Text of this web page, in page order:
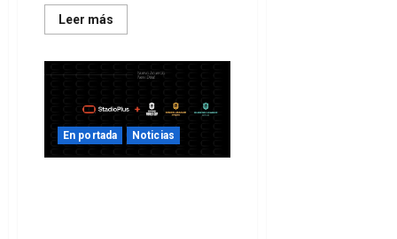
Leer más
más
¿Pueden
trabajar
dos
clubes
rivales?
En portada Noticias